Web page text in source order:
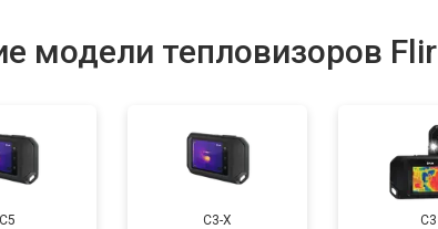
модели тепловизоров Flir
С5 С3-Х С3